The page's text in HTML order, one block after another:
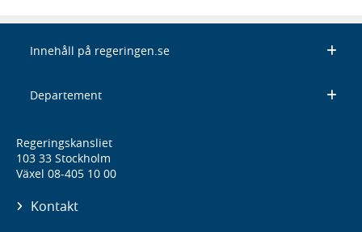
Innehåll på regeringen.se
Departement
Regeringskansliet
103 33 Stockholm
Växel 08-405 10 00
Kontakt